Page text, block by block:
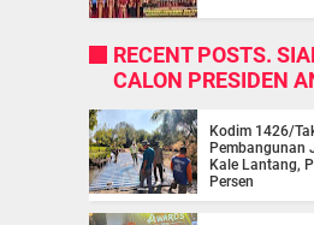
RECENT POSTS.
CALON PRESIDEN
Kodim 1426/
Pembangunan
Kale Lantang,
Persen